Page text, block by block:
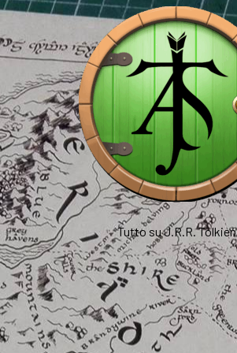
Tutto su J.R.R. Tolkien